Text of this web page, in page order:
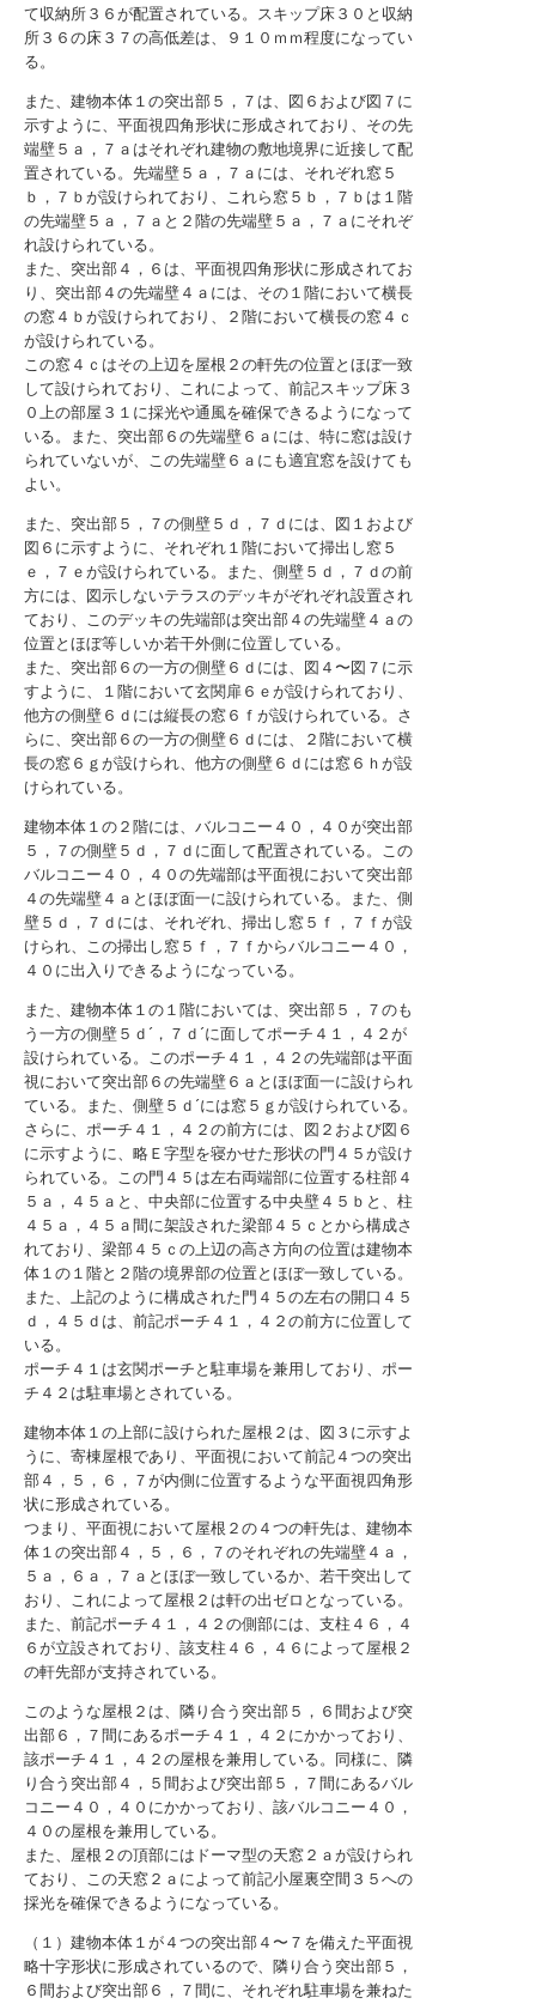
て収納所３６が配置されている。スキップ床３０と収納
所３６の床３７の高低差は、９１０ｍｍ程度になってい
る。
また、建物本体１の突出部５，７は、図６および図７に
示すように、平面視四角形状に形成されており、その先
端壁５ａ，７ａはそれぞれ建物の敷地境界に近接して配
置されている。先端壁５ａ，７ａには、それぞれ窓５
ｂ，７ｂが設けられており、これら窓５ｂ，７ｂは１階
の先端壁５ａ，７ａと２階の先端壁５ａ，７ａにそれぞ
れ設けられている。
また、突出部４，６は、平面視四角形状に形成されてお
り、突出部４の先端壁４ａには、その１階において横長
の窓４ｂが設けられており、２階において横長の窓４ｃ
が設けられている。
この窓４ｃはその上辺を屋根２の軒先の位置とほぼ一致
して設けられており、これによって、前記スキップ床３
０上の部屋３１に採光や通風を確保できるようになって
いる。また、突出部６の先端壁６ａには、特に窓は設け
られていないが、この先端壁６ａにも適宜窓を設けても
よい。
また、突出部５，７の側壁５ｄ，７ｄには、図１および
図６に示すように、それぞれ１階において掃出し窓５
ｅ，７ｅが設けられている。また、側壁５ｄ，７ｄの前
方には、図示しないテラスのデッキがぞれぞれ設置され
ており、このデッキの先端部は突出部４の先端壁４ａの
位置とほぼ等しいか若干外側に位置している。
また、突出部６の一方の側壁６ｄには、図４〜図７に示
すように、１階において玄関扉６ｅが設けられており、
他方の側壁６ｄには縦長の窓６ｆが設けられている。さ
らに、突出部６の一方の側壁６ｄには、２階において横
長の窓６ｇが設けられ、他方の側壁６ｄには窓６ｈが設
けられている。
建物本体１の２階には、バルコニー４０，４０が突出部
５，７の側壁５ｄ，７ｄに面して配置されている。この
バルコニー４０，４０の先端部は平面視において突出部
４の先端壁４ａとほぼ面一に設けられている。また、側
壁５ｄ，７ｄには、それぞれ、掃出し窓５ｆ，７ｆが設
けられ、この掃出し窓５ｆ，７ｆからバルコニー４０，
４０に出入りできるようになっている。
また、建物本体１の１階においては、突出部５，７のも
う一方の側壁５ｄ´，７ｄ´に面してポーチ４１，４２が
設けられている。このポーチ４１，４２の先端部は平面
視において突出部６の先端壁６ａとほぼ面一に設けられ
ている。また、側壁５ｄ´には窓５ｇが設けられている。
さらに、ポーチ４１，４２の前方には、図２および図６
に示すように、略Ｅ字型を寝かせた形状の門４５が設け
られている。この門４５は左右両端部に位置する柱部４
５ａ，４５ａと、中央部に位置する中央壁４５ｂと、柱
４５ａ，４５ａ間に架設された梁部４５ｃとから構成さ
れており、梁部４５ｃの上辺の高さ方向の位置は建物本
体１の１階と２階の境界部の位置とほぼ一致している。
また、上記のように構成された門４５の左右の開口４５
ｄ，４５ｄは、前記ポーチ４１，４２の前方に位置して
いる。
ポーチ４１は玄関ポーチと駐車場を兼用しており、ポー
チ４２は駐車場とされている。
建物本体１の上部に設けられた屋根２は、図３に示すよ
うに、寄棟屋根であり、平面視において前記４つの突出
部４，５，６，７が内側に位置するような平面視四角形
状に形成されている。
つまり、平面視において屋根２の４つの軒先は、建物本
体１の突出部４，５，６，７のそれぞれの先端壁４ａ，
５ａ，６ａ，７ａとほぼ一致しているか、若干突出して
おり、これによって屋根２は軒の出ゼロとなっている。
また、前記ポーチ４１，４２の側部には、支柱４６，４
６が立設されており、該支柱４６，４６によって屋根２
の軒先部が支持されている。
このような屋根２は、隣り合う突出部５，６間および突
出部６，７間にあるポーチ４１，４２にかかっており、
該ポーチ４１，４２の屋根を兼用している。同様に、隣
り合う突出部４，５間および突出部５，７間にあるバル
コニー４０，４０にかかっており、該バルコニー４０，
４０の屋根を兼用している。
また、屋根２の頂部にはドーマ型の天窓２ａが設けられ
ており、この天窓２ａによって前記小屋裏空間３５への
採光を確保できるようになっている。
（１）建物本体１が４つの突出部４〜７を備えた平面視
略十字形状に形成されているので、隣り合う突出部５，
６間および突出部６，７間に、それぞれ駐車場を兼ねた